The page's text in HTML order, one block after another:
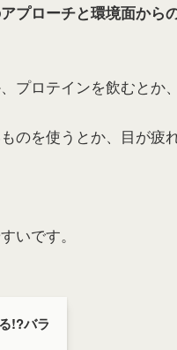
プローチと環境面から
プロテインを飲むとか、
を使うとか、目が疲
いです。
!?バラ